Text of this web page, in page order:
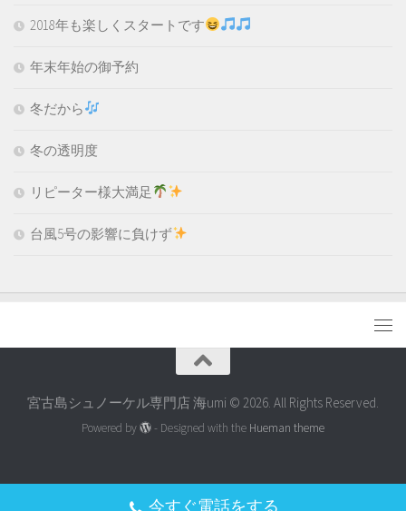
2018年も楽しくスタートです
年末年始の御予約
冬だから
冬の透明度
リピーター様大満足
台風5号の影響に負けず
宮古島シュノーケル専門店 海umi © 2026. All Rights Reserved.
Powered by - Designed with the Hueman theme
今すぐ電話をする